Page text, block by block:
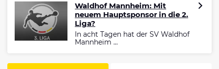
Waldhof Mannheim: Mit
neuem Hauptsponsor in die 2.
Liga?
In acht Tagen hat der SV Waldhof
Mannheim ...